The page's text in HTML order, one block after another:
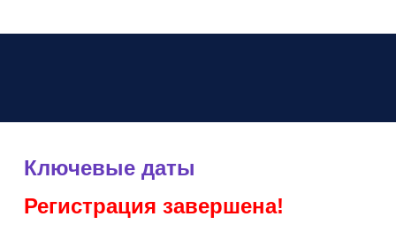
Ключевые даты
Регистрация завершена!